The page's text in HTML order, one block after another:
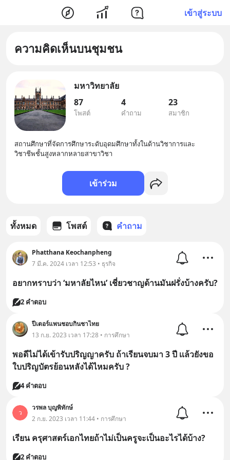
เข้าสู่ระบบ
ความคิดเห็นบนชุมชน
มหาวิทยาลัย
87
โพสต์
4
คำถาม
23
สมาชิก
สถานศึกษาที่จัดการศึกษาระดับอุดมศึกษาทั้งในด้านวิชาการและ
วิชาชีพชั้นสูงหลากหลายสาขาวิชา
เข้าร่วม
ทั้งหมด โพสต์ คำถาม
Phatthana Keochanpheng
7 มี.ค. 2024 เวลา 12:53 • ธุรกิจ
อยากทราบว่า ‘มหาลัยไหน’ เชี่ยวชาญด้านมันฝรั่งบ้างครับ?
2 คำตอบ
ปีเตอร์แพนชอบกินชาไทย
13 ก.ย. 2023 เวลา 17:28 • การศึกษา
พอดีไม่ได้เข้ารับปริญญาครับ ถ้าเรียนจบมา 3 ปี เเล้วยังขอ
ใบปริญบัตรย้อนหลังได้ไหมครับ ?
4 คำตอบ
ว
วรพล บุญพิทักษ์
2 ก.ย. 2023 เวลา 11:44 • การศึกษา
เรียน ครุศาสตร์เอกไทยถ้าไม่เป็นครูจะเป็นอะไรได้บ้าง?
2 คำตอบ